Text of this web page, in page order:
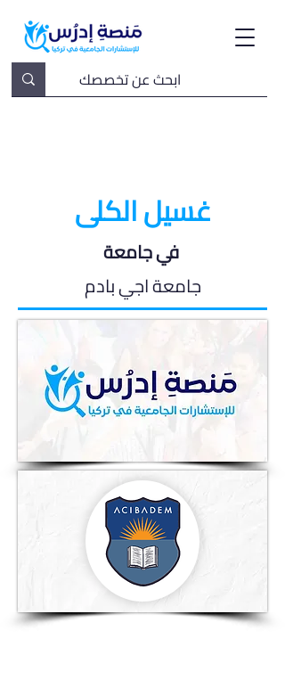
غسيل الكلى
في جامعة
جامعة اجي بادم